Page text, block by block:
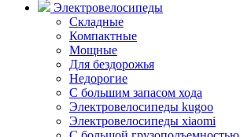
Электровелосипеды
Складные
Компактные
Мощные
Для бездорожья
Недорогие
С большим запасом хода
Электровелосипеды kugoo
Электровелосипеды xiaomi